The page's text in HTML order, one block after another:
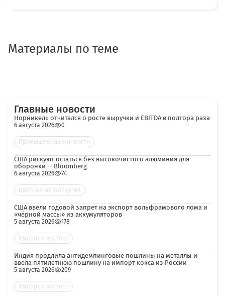
Материалы по теме
Главные новости
Норникель отчитался о росте выручки и EBITDA в полтора раза
6 августа 2026 0
Промышленные новости
США рискуют остаться без высокочистого алюминия для
оборонки — Bloomberg
6 августа 2026 74
Цветная металлургия
США ввели годовой запрет на экспорт вольфрамового лома и
«чёрной массы» из аккумуляторов
5 августа 2026 178
Импорт и экспорт
Индия продлила антидемпинговые пошлины на металлы и
ввела пятилетнюю пошлину на импорт кокса из России
5 августа 2026 209
Импорт и экспорт